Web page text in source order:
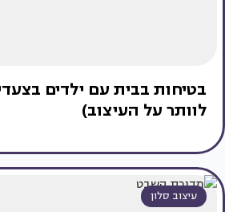
בטיחות בבית עם ילדים
לוותר על העיצוב)
עיצוב סלון